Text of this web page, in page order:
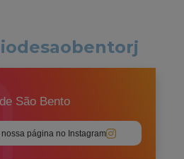
São Bento
nossa página no Instagram